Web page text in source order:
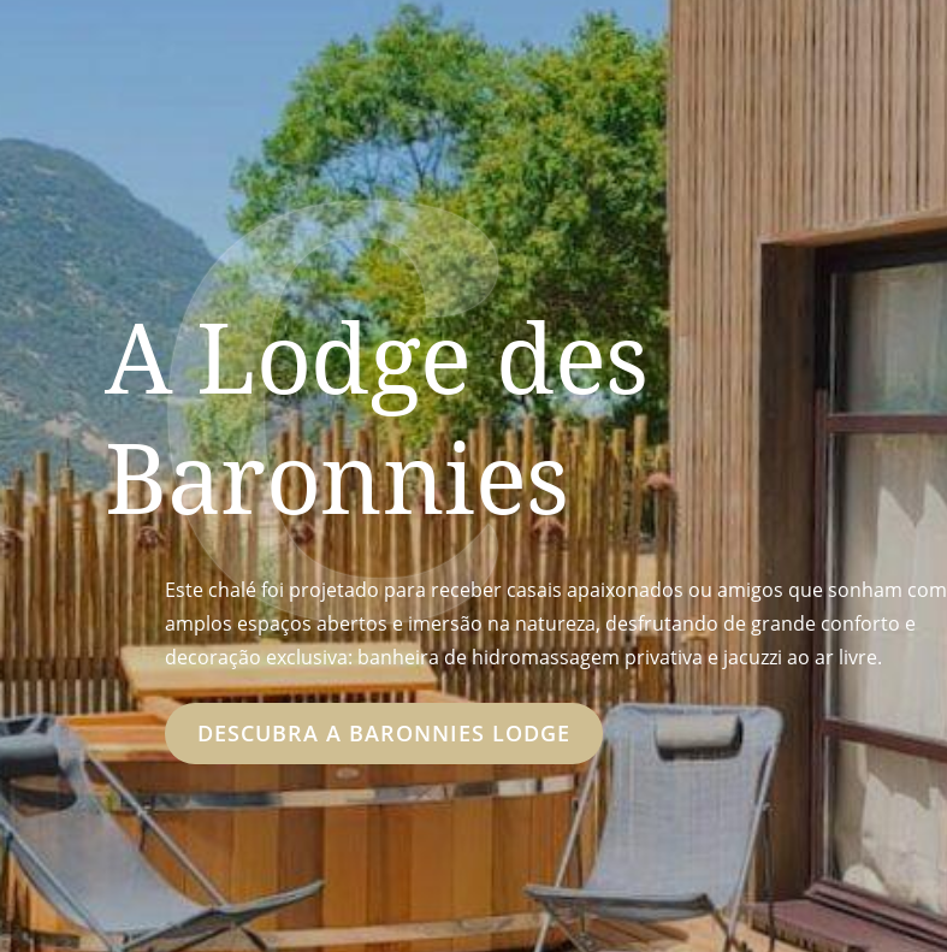
C
A Lodge des
Baronnies
Este chalé foi projetado para receber casais apaixonados ou amigos que sonham com
amplos espaços abertos e imersão na natureza, desfrutando de grande conforto e
decoração exclusiva: banheira de hidromassagem privativa e jacuzzi ao ar livre.
DESCUBRA A BARONNIES LODGE